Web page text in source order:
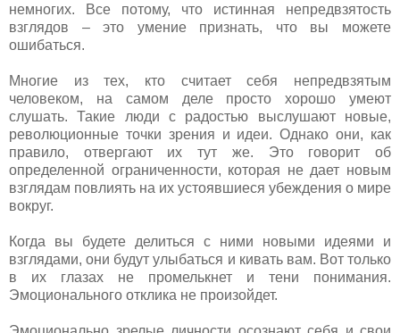
немногих. Все потому, что истинная непредвзятость
взглядов – это умение признать, что вы можете
ошибаться.
Многие из тех, кто считает себя непредвзятым
человеком, на самом деле просто хорошо умеют
слушать. Такие люди с радостью выслушают новые,
революционные точки зрения и идеи. Однако они, как
правило, отвергают их тут же. Это говорит об
определенной ограниченности, которая не дает новым
взглядам повлиять на их устоявшиеся убеждения о мире
вокруг.
Когда вы будете делиться с ними новыми идеями и
взглядами, они будут улыбаться и кивать вам. Вот только
в их глазах не промелькнет и тени понимания.
Эмоционального отклика не произойдет.